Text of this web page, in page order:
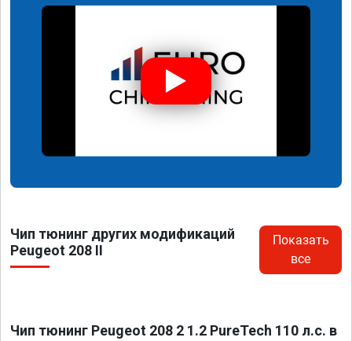
Чип тюнинг других модификаций
Peugeot 208 II
Показать
все
Чип тюнинг Peugeot 208 2 1.2 PureTech 110 л.с. в